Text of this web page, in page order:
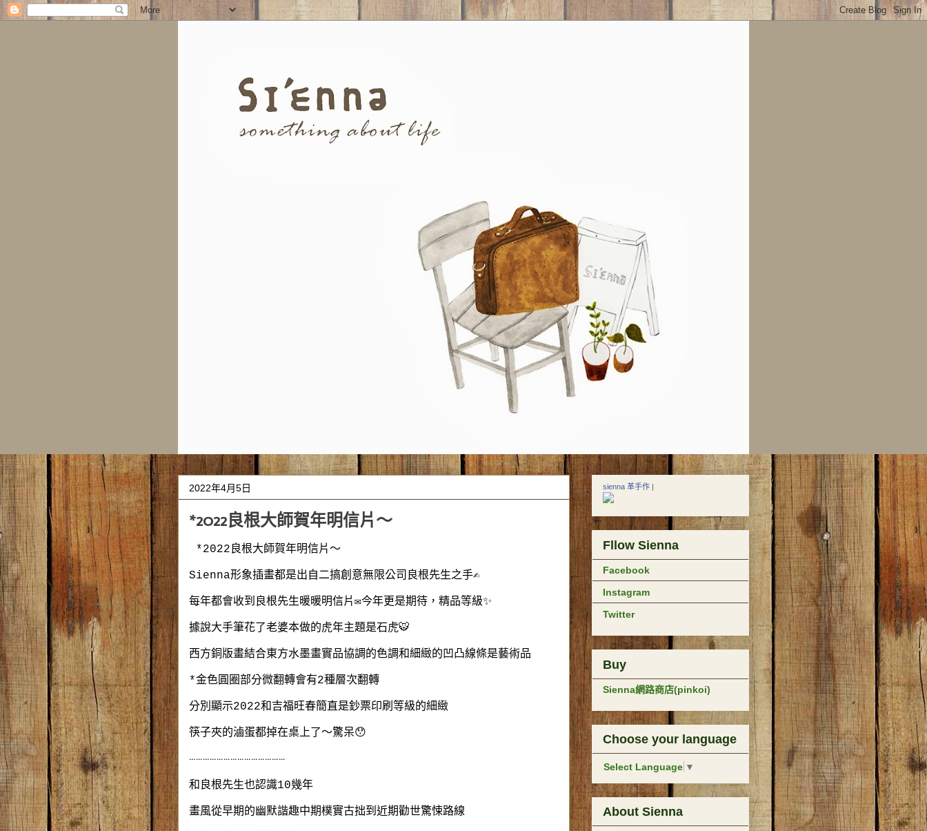
2022年4月5日
*2022良根大師賀年明信片～
*2022良根大師賀年明信片～
Sienna形象插畫都是出自二搞創意無限公司良根先生之手✍️
每年都會收到良根先生暖暖明信片✉️今年更是期待，精品等級✨
據說大手筆花了老婆本做的虎年主題是石虎🐯
西方銅版畫結合東方水墨畫實品協調的色調和細緻的凹凸線條是藝術品
*金色圓圈部分微翻轉會有2種層次翻轉
分別顯示2022和吉福旺春簡直是鈔票印刷等級的細緻
筷子夾的滷蛋都掉在桌上了～驚呆😯
⋯⋯⋯⋯⋯⋯⋯⋯⋯⋯⋯⋯⋯⋯
和良根先生也認識10幾年
畫風從早期的幽默諧趣中期樸實古拙到近期勸世驚悚路線
sienna 革手作 |
Fllow Sienna
Facebook
Instagram
Twitter
Buy
Sienna網路商店(pinkoi)
Choose your language
Select Language ▼
About Sienna